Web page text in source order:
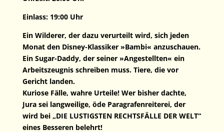
Einlass: 19:00 Uhr
Ein Wilderer, der dazu verurteilt wird, sich jeden
Monat den Disney-Klassiker »Bambi« anzuschauen.
Ein Sugar-Daddy, der seiner »Angestellten« ein
Arbeitszeugnis schreiben muss. Tiere, die vor
Gericht landen.
Kuriose Fälle, wahre Urteile! Wer bisher dachte,
Jura sei langweilige, öde Paragrafenreiterei, der
wird bei „DIE LUSTIGSTEN RECHTSFÄLLE DER WELT“
eines Besseren belehrt!